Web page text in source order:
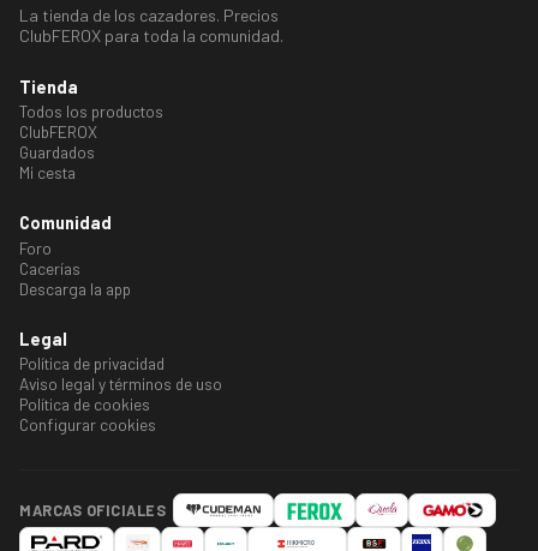
La tienda de los cazadores. Precios
ClubFEROX para toda la comunidad.
Tienda
Todos los productos
ClubFEROX
Guardados
Mi cesta
Comunidad
Foro
Cacerías
Descarga la app
Legal
Política de privacidad
Aviso legal y términos de uso
Política de cookies
Configurar cookies
MARCAS OFICIALES